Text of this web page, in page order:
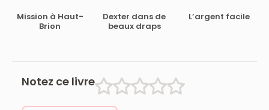
Ile
Mission à Haut-
Brion
Dexter dans de
beaux draps
L’argent facile
Notez ce livre